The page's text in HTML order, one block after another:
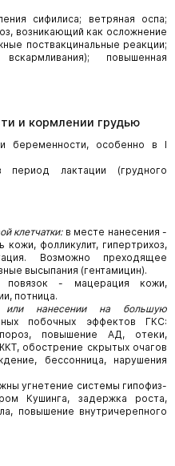
сифилиса; ветряная оспа;
возникающий как осложнение
поствакцинальные реакции;
повышенная
и кормлении грудью
беременности, особенно в I
период лактации (грудного
клетчатки:в месте нанесения -
фолликулит, гипертрихоз,
Возможно преходящее
высыпания (гентамицин).
повязок - мацерация кожи,
потница.
или нанесении на большую
побочных эффектов ГКС:
повышение АД, отеки,
обострение скрытых очагов
бессонница, нарушения
угнетение системы гипофиз-
Кушинга, задержка роста,
повышение внутричерепного